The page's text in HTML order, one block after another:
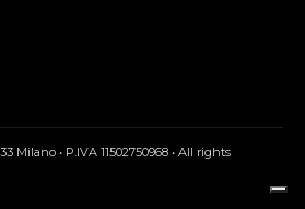
Milano • P.IVA 11502750968 • All rights